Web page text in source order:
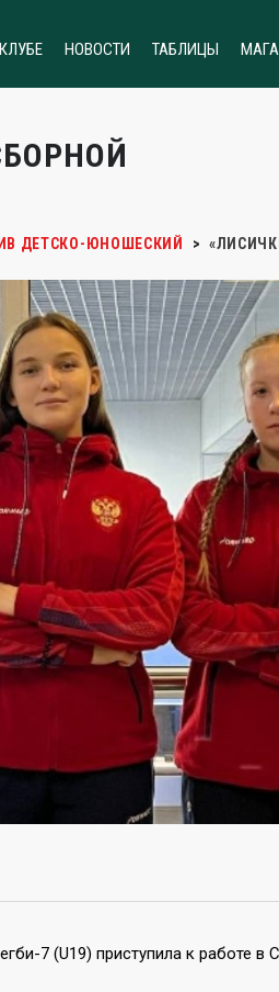
НОВОСТИ ТАБЛИЦЫ
ДЕТСКО-ЮНОШЕСКИЙ >
7 (U19) приступила к работе в